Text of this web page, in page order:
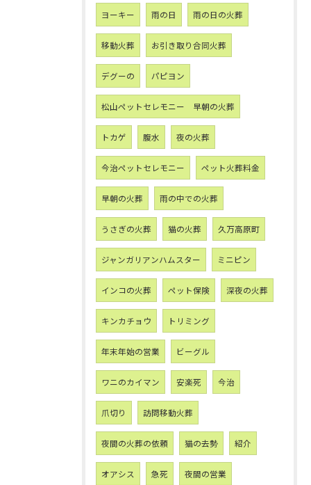
ヨーキー 雨の日 雨の日の火葬
移動火葬 お引き取り合同火葬
デグーの パピヨン
松山ペットセレモニー 早朝の火葬
トカゲ 腹水 夜の火葬
今治ペットセレモニー ペット火葬料金
早朝の火葬 雨の中での火葬
うさぎの火葬 猫の火葬 久万高原町
ジャンガリアンハムスター ミニピン
インコの火葬 ペット保険 深夜の火葬
キンカチョウ トリミング
年末年始の営業 ビーグル
ワニのカイマン 安楽死 今治
爪切り 訪問移動火葬
夜間の火葬の依頼 猫の去勢 紹介
オアシス 急死 夜間の営業